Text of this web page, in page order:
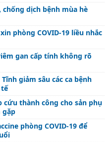
dịch bệnh mùa hè
phòng COVID-19 liều nhắc
gan cấp tính không rõ
giảm sâu các ca bệnh
cứu thành công cho sản phụ
gặp
phòng COVID-19 để